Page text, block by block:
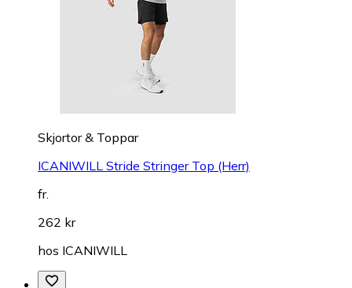
Skjortor & Toppar
ICANIWILL Stride Stringer Top (Herr)
fr.
262 kr
hos ICANIWILL